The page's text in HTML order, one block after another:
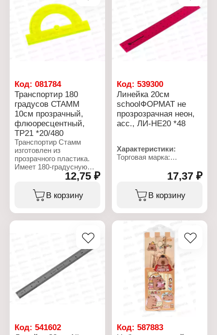
односторонняя черная
Код: 081784
Транспортир 180
градусов СТАММ
10см прозрачный,
флюоресцентный,
ТР21 *20/480
Транспортир Стамм
изготовлен из
прозрачного пластика.
Имеет 180-градусную
шкалу. Нижняя часть
представляет собой
линейку длиной 10 см.
Предназначен для
Тип товара: Линейка
Транспортир
Окружность: 180
градусов
Цвет: прозрачный,
флуоресцентный
12,75 ₽
В корзину
Код:539300
Линейка 20см
schoolФОРМАТ не
прозрозрачная неон,
асс., ЛИ-НЕ20 *48
Характеристики:
Торговая марка:
Артикул: ЛИ-НЕ20
Тип товара: Линейка
Цвет: неоновый, в
ассортименте
Материал: пластик
Цвет градуировки:
Шкала делений:
двусторонняя
Упаковка: пакет с
европодвесом
17,37 ₽
В корзину
Код: 541602
Код:587883